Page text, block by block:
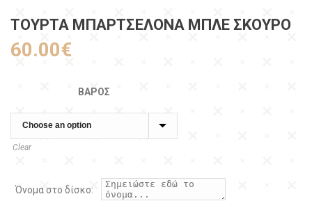
ΤΟΥΡΤΑ ΜΠΑΡΤΣΕΛΟΝΑ ΜΠΛΕ ΣΚΟΥΡΟ
60.00€
ΒΆΡΟΣ
Clear
Όνομα στο δίσκο: